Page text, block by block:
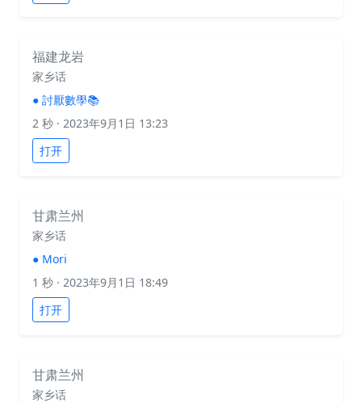
福建龙岩
家乡话
● 討厭數學📚
2 秒 · 2023年9月1日 13:23
打开
甘肃兰州
家乡话
● Mori
1 秒 · 2023年9月1日 18:49
打开
甘肃兰州
家乡话